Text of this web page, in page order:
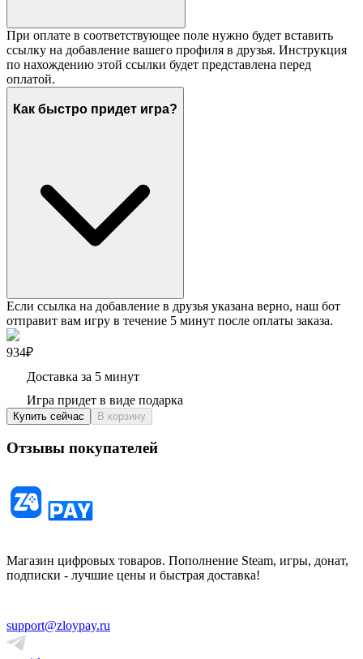
При оплате в соответствующее поле нужно будет вставить
ссылку на добавление вашего профиля в друзья. Инструкция
по нахождению этой ссылки будет представлена перед
оплатой.
Как быстро придет игра?
Если ссылка на добавление в друзья указана верно, наш бот
отправит вам игру в течение 5 минут после оплаты заказа.
934₽
Доставка за 5 минут
Игра придет в виде подарка
Купить сейчас В корзину
Отзывы покупателей
Магазин цифровых товаров. Пополнение Steam, игры, донат,
подписки - лучшие цены и быстрая доставка!
support@zloypay.ru